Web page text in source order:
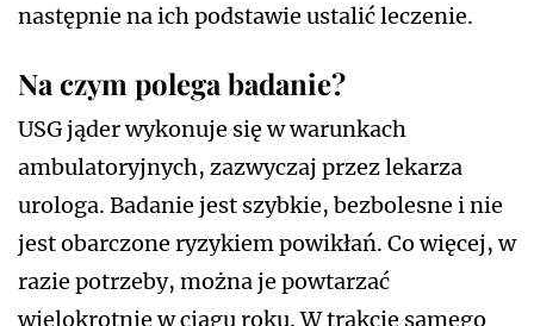
następnie na ich podstawie ustalić leczenie.
Na czym polega badanie?
USG jąder wykonuje się w warunkach
ambulatoryjnych, zazwyczaj przez lekarza
urologa. Badanie jest szybkie, bezbolesne i nie
jest obarczone ryzykiem powikłań. Co więcej, w
razie potrzeby, można je powtarzać
wielokrotnie w ciągu roku. W trakcie samego